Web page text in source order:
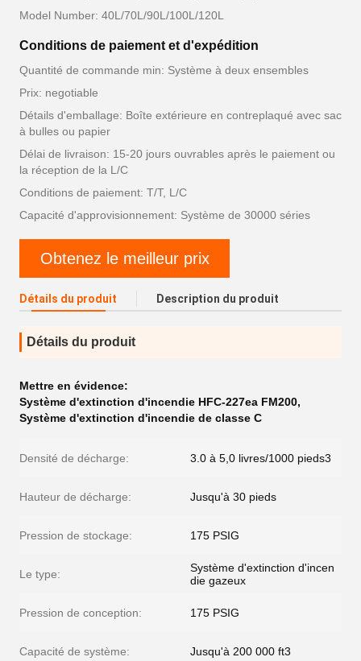
Model Number: 40L/70L/90L/100L/120L
Conditions de paiement et d'expédition
Quantité de commande min: Système à deux ensembles
Prix: negotiable
Détails d'emballage: Boîte extérieure en contreplaqué avec sac
à bulles ou papier
Délai de livraison: 15-20 jours ouvrables après le paiement ou
la réception de la L/C
Conditions de paiement: T/T, L/C
Capacité d'approvisionnement: Système de 30000 séries
Obtenez le meilleur prix
Détails du produit Description du produit
Détails du produit
Mettre en évidence:
Système d'extinction d'incendie HFC-227ea FM200,
Système d'extinction d'incendie de classe C
Densité de décharge: 3.0 à 5,0 livres/1000 pieds3
Hauteur de décharge: Jusqu'à 30 pieds
Pression de stockage: 175 PSIG
Le type:
Système d'extinction d'incen
die gazeux
Pression de conception: 175 PSIG
Capacité de système: Jusqu'à 200 000 ft3